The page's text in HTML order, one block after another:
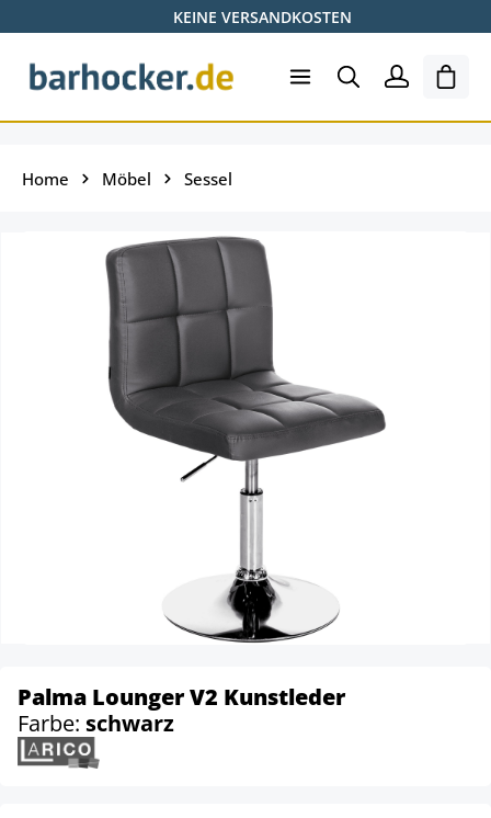
Zum Hauptinhalt springenKEINE VERSANDKOSTEN
Home Möbel Sessel
Palma Lounger V2 Kunstleder
Farbe: schwarz